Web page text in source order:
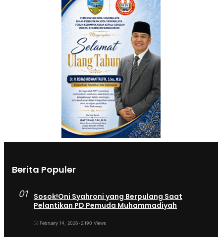
Berita Populer
01
Sosok!Oni Syahroni yang Berpulang Saat
Pelantikan PD Pemuda Muhammadiyah
February 14, 2026•2.190 Views